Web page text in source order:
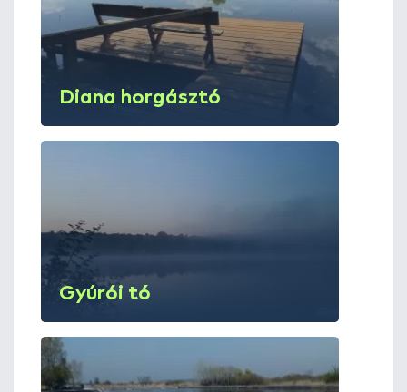
Diana horgásztó
Gyúrói tó